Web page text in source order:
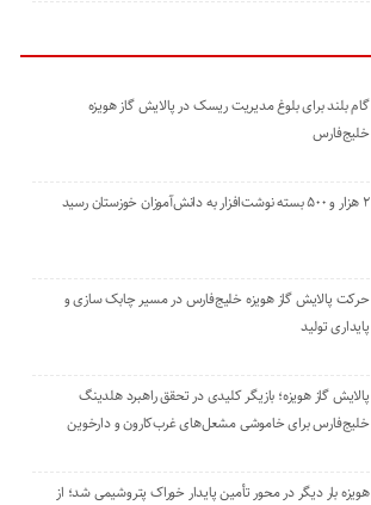
گام بلند برای بلوغ مدیریت ریسک در پالایش گاز هویزه
خلیج‌فارس
۲ هزار و ۵۰۰ بسته نوشت‌افزار به دانش‌آموزان خوزستان رسید
حرکت پالایش گاز هویزه خلیج‌فارس در مسیر چابک سازی و
پایداری تولید
پالایش گاز هویزه؛ بازیگر کلیدی در تحقق راهبرد هلدینگ
خلیج‌فارس برای خاموشی مشعل‌های غرب‌کارون و دارخوین
هویزه بار دیگر در محور تأمین پایدار خوراک پتروشیمی شد؛ از